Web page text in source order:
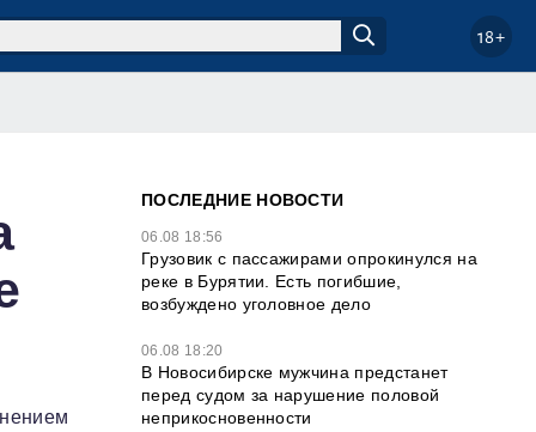
18+
ПОСЛЕДНИЕ НОВОСТИ
06.08 18:56
Грузовик с пассажирами опрокинулся на
реке в Бурятии. Есть погибшие,
возбуждено уголовное дело
06.08 18:20
В Новосибирске мужчина предстанет
перед судом за нарушение половой
неприкосновенности